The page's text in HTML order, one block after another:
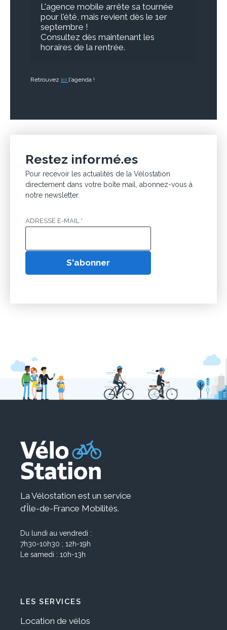
L'agence mobile arrête sa tournée
pour l'été, mais revient dès le 1er
septembre !
Consultez dès maintenant les
horaires de la rentrée.
Retrouvez ici l'agenda !
Restez informé.es
Pour recevoir les actualités de la Vélostation
directement dans votre boîte mail, abonnez-vous à
notre newsletter.
ADRESSE E-MAIL *
La Vélostation est un service
d’Île-de-France Mobilités.
Du lundi au vendredi :
7h30-10h30 ; 12h-19h
Le samedi : 10h-13h
LES SERVICES
Location de vélos